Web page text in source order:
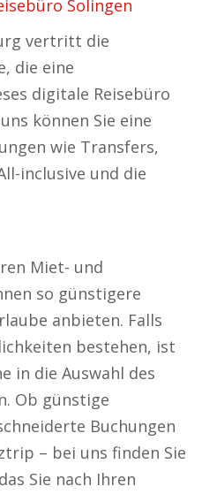
Solingen
vertritt die
die eine
digitale Reisebüro
können Sie eine
wie Transfers,
inclusive und die
Miet- und
so günstigere
anbieten. Falls
bestehen, ist
in die Auswahl des
Ob günstige
Buchungen
– bei uns finden Sie
Sie nach Ihren